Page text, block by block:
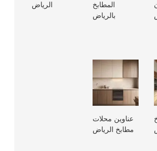
المطابخ
بالرياض
الرياض
عناوين محلات
مطابخ الرياض